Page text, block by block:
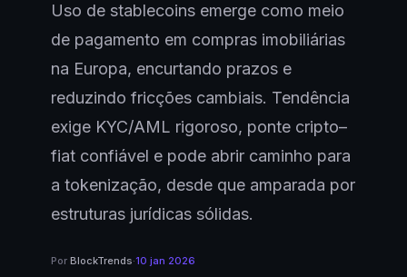
Uso de stablecoins emerge como meio
de pagamento em compras imobiliárias
na Europa, encurtando prazos e
reduzindo fricções cambiais. Tendência
exige KYC/AML rigoroso, ponte cripto–
fiat confiável e pode abrir caminho para
a tokenização, desde que amparada por
estruturas jurídicas sólidas.
Por BlockTrends·10 jan 2026